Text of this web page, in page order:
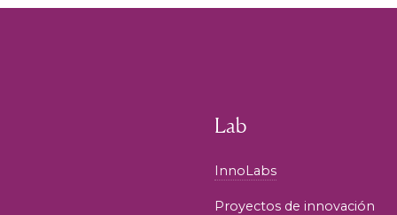
Lab
InnoLabs
Proyectos de innovación